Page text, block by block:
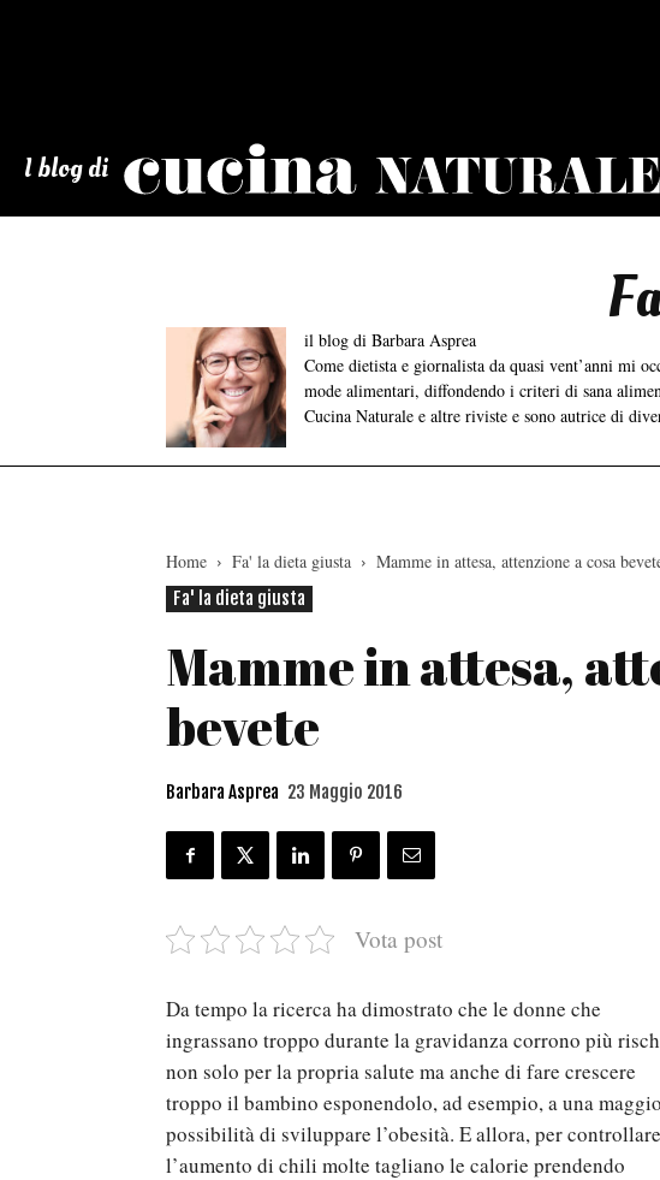
I blog di Naturale
il blog di Barbara Asprea
Come dietista e giornalista da quasi vent’anni mi
mode alimentari, diffondendo i criteri di sana
Cucina Naturale e altre riviste e sono autrice di
Home Fa' la dieta giusta
Mamme in attesa, attenzione a cosa
Fa' la dieta giusta
Mamme in attesa,
bevete
Barbara Asprea 23 Maggio 2016
Vota post
Da tempo la ricerca ha dimostrato che le donne che
ingrassano troppo durante la gravidanza corrono più
non solo per la propria salute ma anche di fare crescere
troppo il bambino esponendolo, ad esempio, a una
possibilità di sviluppare l’obesità. E allora, per controllare
l’aumento di chili molte tagliano le calorie prendendo